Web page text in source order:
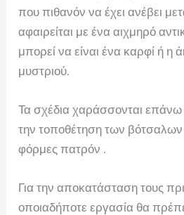
που πιθανόν να έχει ανέβει
αφαιρείται με ένα αιχμηρό
μπορεί να είναι ένα καρφί ή η
μυστριού.
Τα σχέδια χαράσσονται επάνω
την τοποθέτηση των βότσαλων
φόρμες πατρόν .
Για την αποκατάσταση τους
οποιαδήποτε εργασία θα